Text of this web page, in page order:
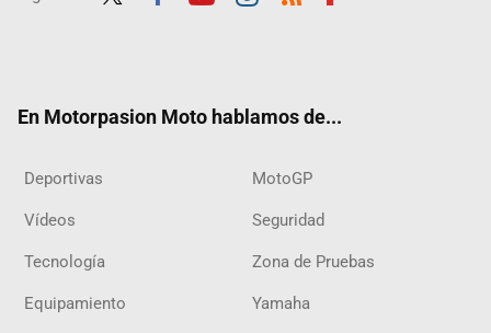
En Motorpasion Moto hablamos de...
Deportivas MotoGP
Vídeos Seguridad
Tecnología Zona de Pruebas
Equipamiento Yamaha